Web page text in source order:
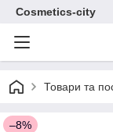
Cosmetics-city
Товари та
–8%